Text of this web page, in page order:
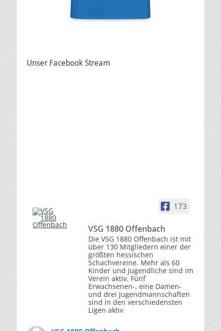
Unser Facebook Stream
173
VSG 1880 Offenbach
Die VSG 1880 Offenbach ist mit
über 130 Mitgliedern einer der
größten hessischen
Schachvereine. Mehr als 60
Kinder und Jugendliche sind im
Verein aktiv. Fünf
Erwachsenen-, eine Damen-
und drei Jugendmannschaften
sind in den verschiedensten
Ligen aktiv